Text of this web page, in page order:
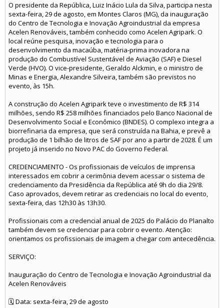
O presidente da República, Luiz Inácio Lula da Silva, participa nesta
sexta-feira, 29 de agosto, em Montes Claros (MG), da inauguração
do Centro de Tecnologia e Inovação Agroindustrial da empresa
Acelen Renováveis, também conhecido como Acelen Agripark. O
local reúne pesquisa, inovação e tecnologia para o
desenvolvimento da macaúba, matéria-prima inovadora na
produção do Combustível Sustentável de Aviação (SAF) e Diesel
Verde (HVO). O vice-presidente, Geraldo Alckmin, e o ministro de
Minas e Energia, Alexandre Silveira, também são previstos no
evento, às 15h.
A construção do Acelen Agripark teve o investimento de R$ 314
milhões, sendo R$ 258 milhões financiados pelo Banco Nacional de
Desenvolvimento Social e Econômico (BNDES). O complexo integra a
biorrefinaria da empresa, que será construída na Bahia, e prevê a
produção de 1 bilhão de litros de SAF por ano a partir de 2028. É um
projeto já inserido no Novo PAC do Governo Federal.
CREDENCIAMENTO - Os profissionais de veículos de imprensa
interessados em cobrir a cerimônia devem acessar o sistema de
credenciamento da Presidência da República até 9h do dia 29/8.
Caso aprovados, devem retirar as credenciais no local do evento,
sexta-feira, das 12h30 às 13h30.
Profissionais com a credencial anual de 2025 do Palácio do Planalto
também devem se credenciar para cobrir o evento. Atenção:
orientamos os profissionais de imagem a chegar com antecedência.
SERVIÇO:
Inauguração do Centro de Tecnologia e Inovação Agroindustrial da
Acelen Renováveis
🗓️ Data: sexta-feira, 29 de agosto